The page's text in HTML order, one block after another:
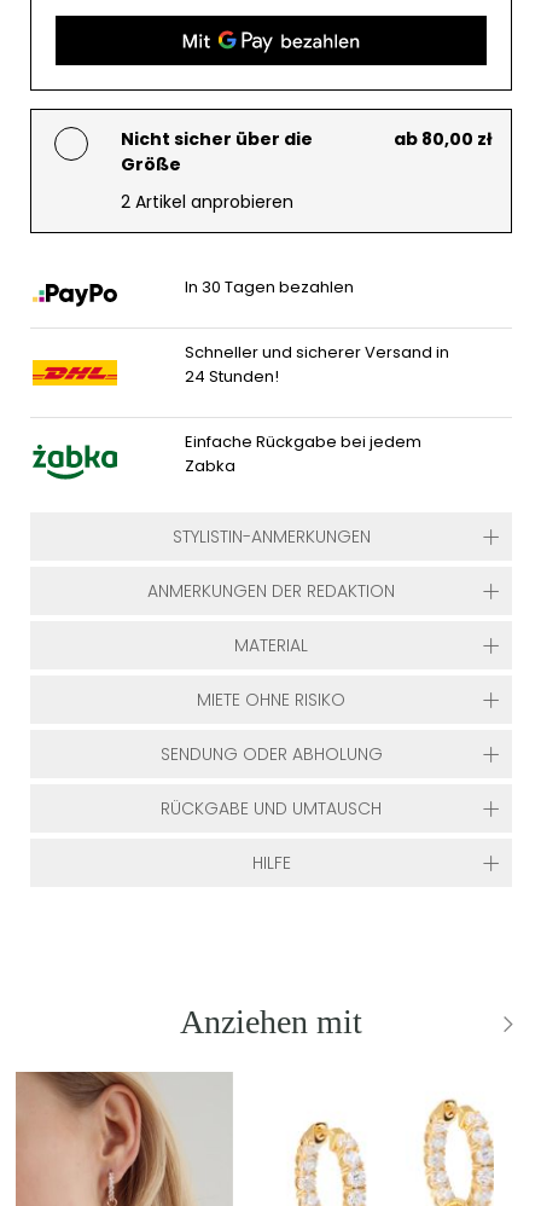
Nicht sicher über die
Größe
ab 80,00 zł
2 Artikel anprobieren
In 30 Tagen bezahlen
Schneller und sicherer Versand in
24 Stunden!
Einfache Rückgabe bei jedem
Zabka
STYLISTIN-ANMERKUNGEN
ANMERKUNGEN DER REDAKTION
MATERIAL
MIETE OHNE RISIKO
SENDUNG ODER ABHOLUNG
RÜCKGABE UND UMTAUSCH
HILFE
Anziehen mit